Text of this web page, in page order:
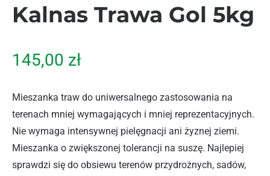
Kalnas Trawa Gol 5kg
145,00 zł
Mieszanka traw do uniwersalnego zastosowania na
terenach mniej wymagających i mniej reprezentacyjnych.
Nie wymaga intensywnej pielęgnacji ani żyznej ziemi.
Mieszanka o zwiększonej tolerancji na suszę. Najlepiej
sprawdzi się do obsiewu terenów przydrożnych, sadów,